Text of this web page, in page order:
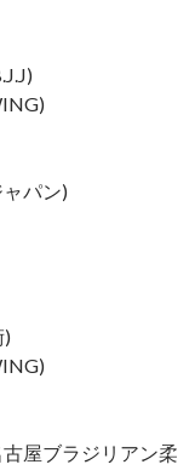
パン)
屋ブラジリアン柔